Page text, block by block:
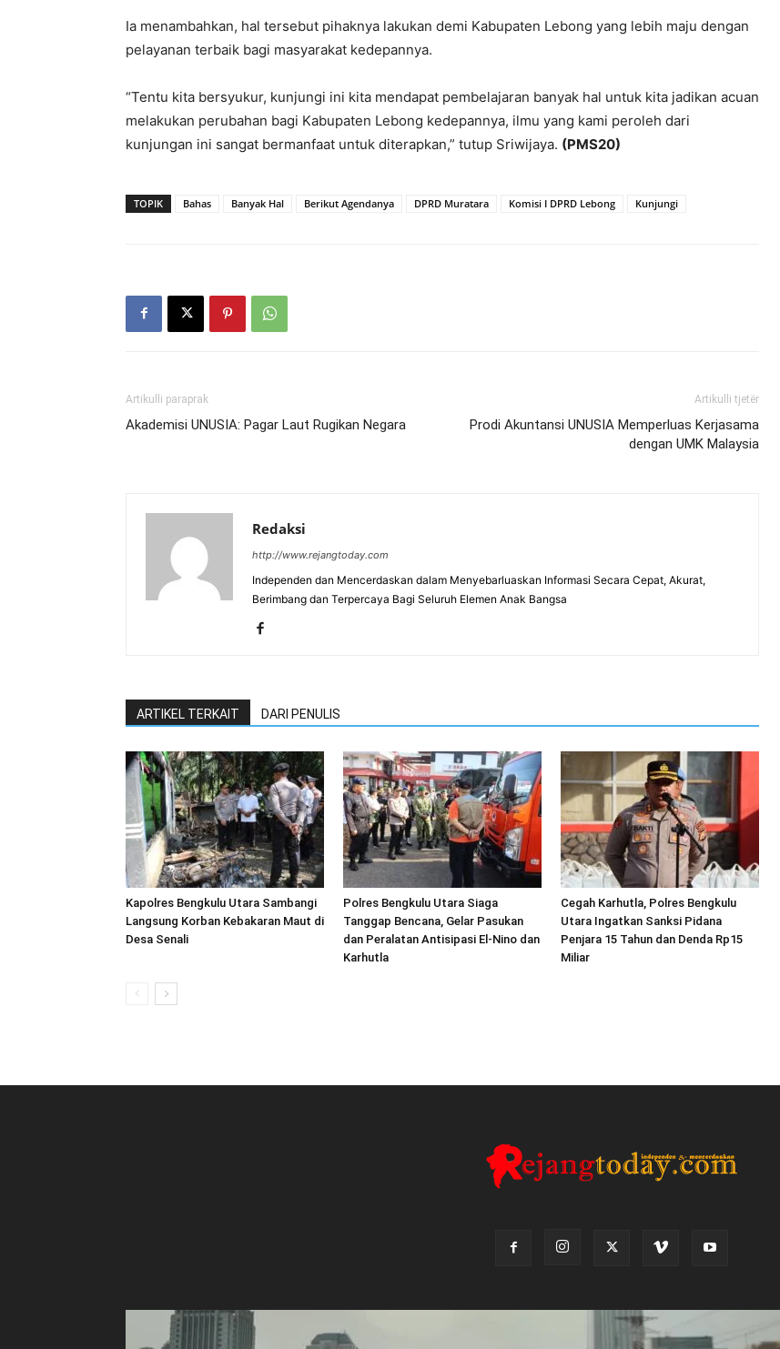
Ia menambahkan, hal tersebut pihaknya lakukan demi Kabupaten Lebong yang lebih maju dengan
pelayanan terbaik bagi masyarakat kedepannya.
“Tentu kita bersyukur, kunjungi ini kita mendapat pembelajaran banyak hal untuk kita jadikan acuan
melakukan perubahan bagi Kabupaten Lebong kedepannya, ilmu yang kami peroleh dari
kunjungan ini sangat bermanfaat untuk diterapkan,” tutup Sriwijaya. (PMS20)
TOPIK Bahas Banyak Hal Berikut Agendanya DPRD Muratara Komisi I DPRD Lebong Kunjungi
Artikulli paraprak
Akademisi UNUSIA: Pagar Laut Rugikan Negara
Artikulli tjetër
Prodi Akuntansi UNUSIA Memperluas Kerjasama
dengan UMK Malaysia
Redaksi
http://www.rejangtoday.com
Independen dan Mencerdaskan dalam Menyebarluaskan Informasi Secara Cepat, Akurat,
Berimbang dan Terpercaya Bagi Seluruh Elemen Anak Bangsa
ARTIKEL TERKAIT DARI PENULIS
Kapolres Bengkulu Utara Sambangi
Langsung Korban Kebakaran Maut di
Desa Senali
Polres Bengkulu Utara Siaga
Tanggap Bencana, Gelar Pasukan
dan Peralatan Antisipasi El-Nino dan
Karhutla
Cegah Karhutla, Polres Bengkulu
Utara Ingatkan Sanksi Pidana
Penjara 15 Tahun dan Denda Rp15
Miliar